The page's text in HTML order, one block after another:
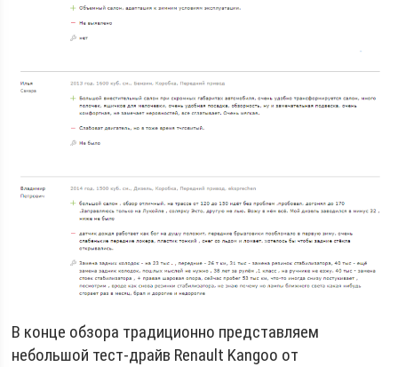
В конце обзора традиционно представляем
небольшой тест-драйв Renault Kangoo от